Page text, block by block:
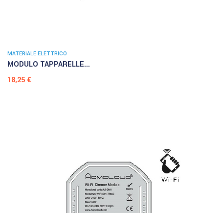
MATERIALE ELETTRICO
MODULO TAPPARELLE...
Prezzo
18,25 €